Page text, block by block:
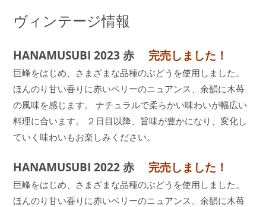
ヴィンテージ情報
HANAMUSUBI 2023 赤 完売しました！
巨峰をはじめ、さまざまな品種のぶどうを使用しました。
ほんのり甘い香りに赤いベリーのニュアンス、余韻に木苺
の風味を感じます。 ナチュラルで柔らかい味わいが幅広い
料理に合います。 ２日目以降、旨味が豊かになり、変化し
ていく味わいもお楽しみください。
HANAMUSUBI 2022 赤 完売しました！
巨峰をはじめ、さまざまな品種のぶどうを使用しました。
ほんのり甘い香りに赤いベリーのニュアンス、余韻に木苺